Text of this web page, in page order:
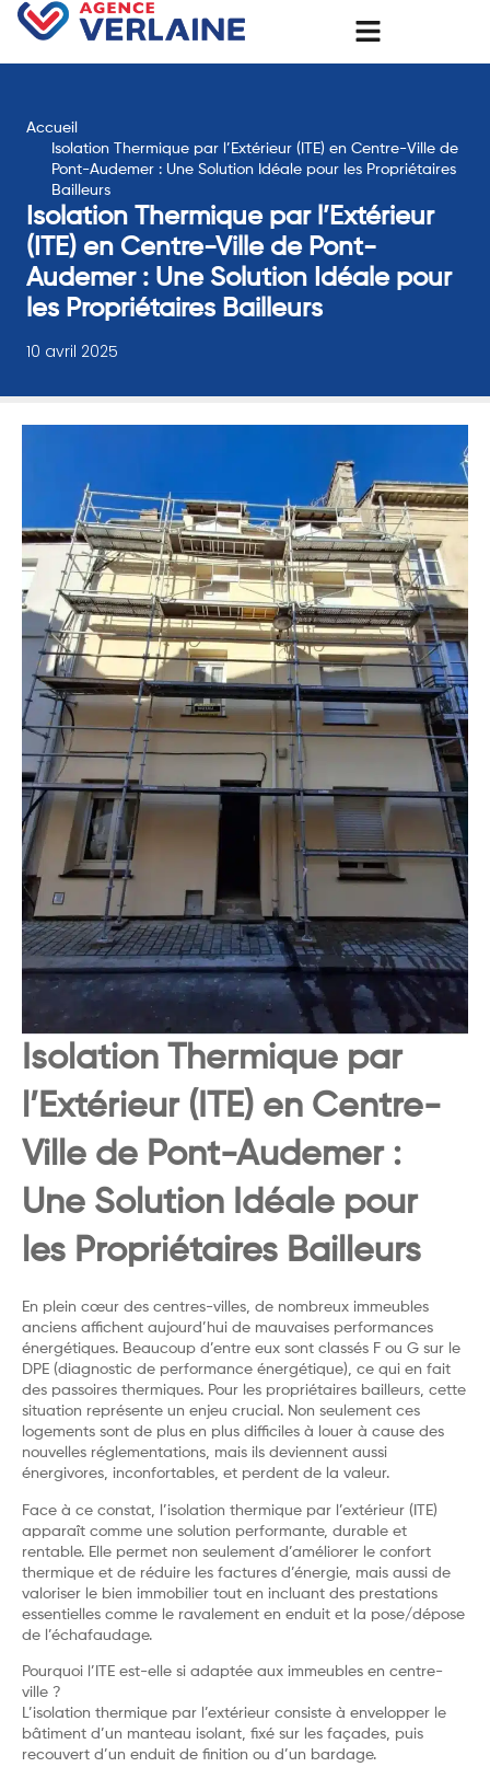
Accueil
Isolation Thermique par l’Extérieur (ITE) en Centre-Ville de
Pont-Audemer : Une Solution Idéale pour les Propriétaires
Bailleurs
Isolation Thermique par l’Extérieur
(ITE) en Centre-Ville de Pont-
Audemer : Une Solution Idéale pour
les Propriétaires Bailleurs
10 avril 2025
Isolation Thermique par
l’Extérieur (ITE) en Centre-
Ville de Pont-Audemer :
Une Solution Idéale pour
les Propriétaires Bailleurs
En plein cœur des centres-villes, de nombreux immeubles
anciens affichent aujourd’hui de mauvaises performances
énergétiques. Beaucoup d’entre eux sont classés F ou G sur le
DPE (diagnostic de performance énergétique), ce qui en fait
des passoires thermiques. Pour les propriétaires bailleurs, cette
situation représente un enjeu crucial. Non seulement ces
logements sont de plus en plus difficiles à louer à cause des
nouvelles réglementations, mais ils deviennent aussi
énergivores, inconfortables, et perdent de la valeur.
Face à ce constat, l’isolation thermique par l’extérieur (ITE)
apparaît comme une solution performante, durable et
rentable. Elle permet non seulement d’améliorer le confort
thermique et de réduire les factures d’énergie, mais aussi de
valoriser le bien immobilier tout en incluant des prestations
essentielles comme le ravalement en enduit et la pose/dépose
de l’échafaudage.
Pourquoi l’ITE est-elle si adaptée aux immeubles en centre-
ville ?
L’isolation thermique par l’extérieur consiste à envelopper le
bâtiment d’un manteau isolant, fixé sur les façades, puis
recouvert d’un enduit de finition ou d’un bardage.